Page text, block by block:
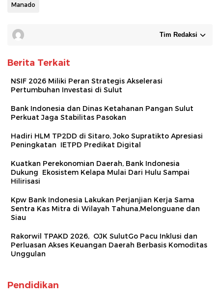
Manado
Tim Redaksi
Berita Terkait
NSIF 2026 Miliki Peran Strategis Akselerasi
Pertumbuhan Investasi di Sulut
Bank Indonesia dan Dinas Ketahanan Pangan Sulut
Perkuat Jaga Stabilitas Pasokan
Hadiri HLM TP2DD di Sitaro, Joko Supratikto Apresiasi
Peningkatan IETPD Predikat Digital
Kuatkan Perekonomian Daerah, Bank Indonesia
Dukung Ekosistem Kelapa Mulai Dari Hulu Sampai
Hilirisasi
Kpw Bank Indonesia Lakukan Perjanjian Kerja Sama
Sentra Kas Mitra di Wilayah Tahuna,Melonguane dan
Siau
Rakorwil TPAKD 2026, OJK SulutGo Pacu Inklusi dan
Perluasan Akses Keuangan Daerah Berbasis Komoditas
Unggulan
Pendidikan